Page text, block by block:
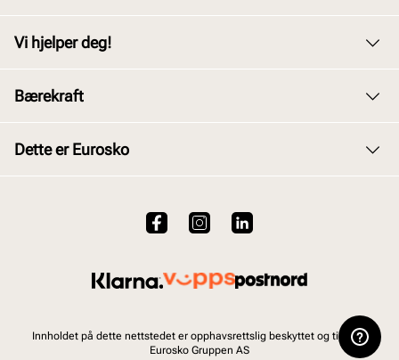
Barn
Vi hjelper deg!
Kjøpsbetingelser
Brukervilkår for nettstedet
Ofte stilte spørsmål
Bærekraft
Dette er Eurosko
Innholdet på dette nettstedet er opphavsrettslig beskyttet og tilhører
Eurosko Gruppen AS